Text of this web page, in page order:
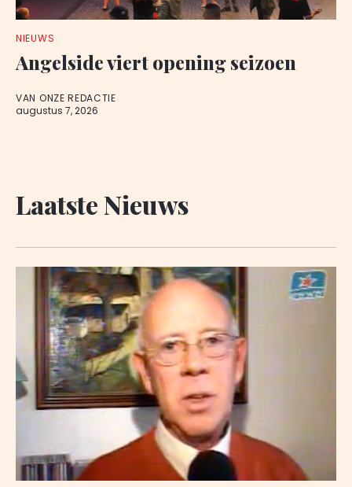
NIEUWS
Angelside viert opening seizoen
VAN ONZE REDACTIE
augustus 7, 2026
Laatste Nieuws